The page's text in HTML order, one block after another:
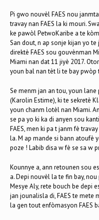
Pi gwo nouvèl FAES nou
travay nan FAES la ki mouri.
ke pawòl PetwoKaribe a te
San dout, n ap sonje kijan yo
direktè FAES sou gouvènman
Miami nan dat 11 jiyè 2017.
youn bal nan tèt li te bay pwòp
Se menm jan an tou, youn
(Karolin Estime), ki te sekretè
youn chanm lotèl nan Miami.
se pa yo ki ka di anyen sou
FAES, men ki pa t janm fè
la. M ap mande si bann atoufè
poze ! Labib disa w fè se sa w
Kounnye a, ann retounen sou
a. Depi nouvèl la te fin bay,
Mesye Aly, rete bouch be depi
jan jounalisla di, FAES te mete
la gen tout enfòmasyon FAES